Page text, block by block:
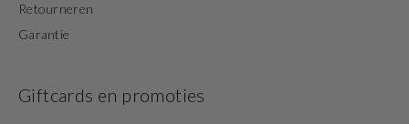
Retourneren
Garantie
Giftcards en promoties